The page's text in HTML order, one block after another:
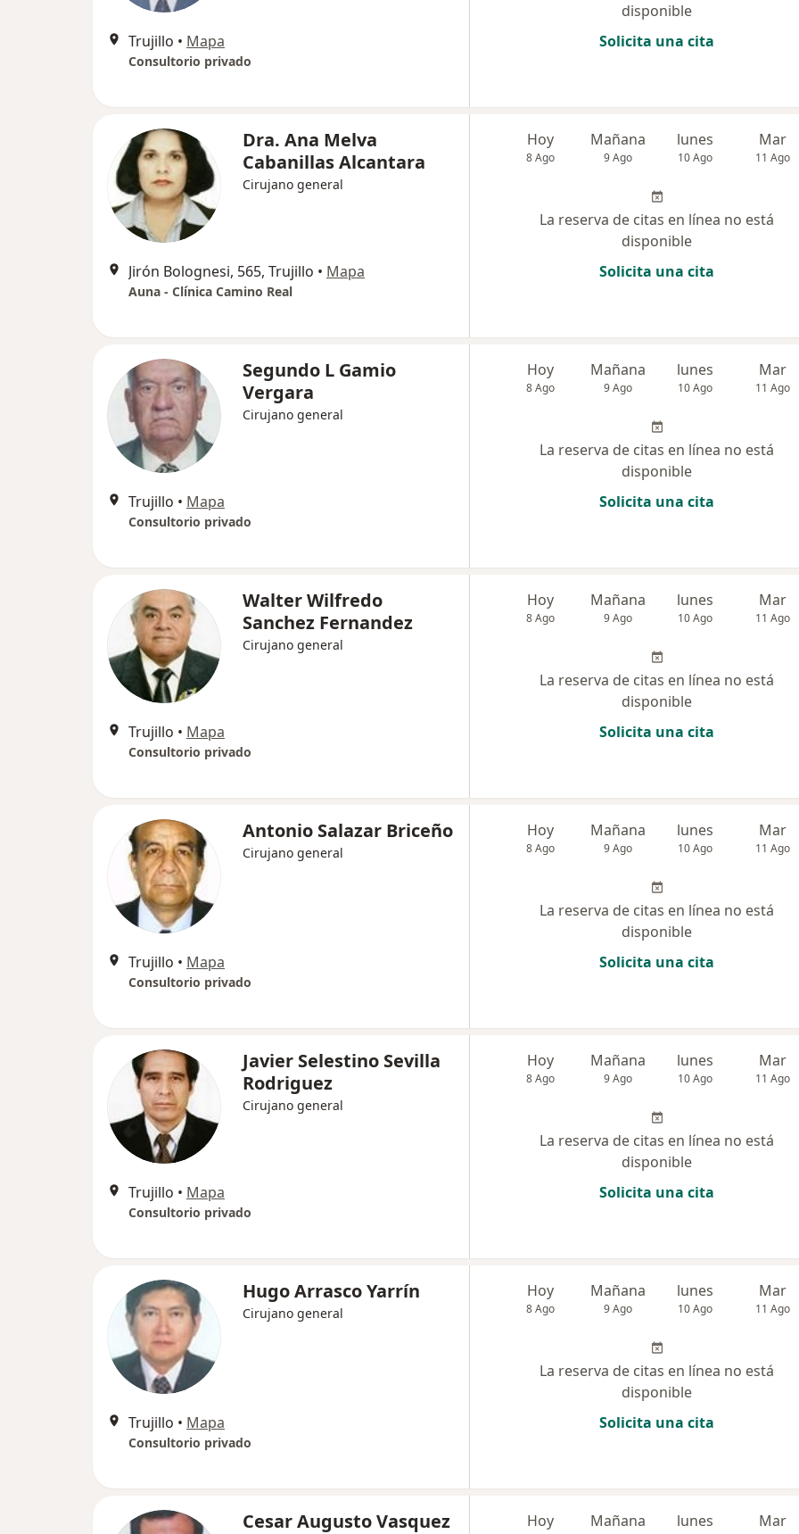
Trujillo • Mapa
Consultorio privado
disponible
Solicita una cita
Dra. Ana Melva
Cabanillas Alcantara
Cirujano general
Jirón Bolognesi, 565, Trujillo • Mapa
Auna - Clínica Camino Real
Hoy
8 Ago
Mañana
9 Ago
lunes
10 Ago
Mar
11 Ago
La reserva de citas en línea no está
disponible
Solicita una cita
Segundo L Gamio
Vergara
Cirujano general
Trujillo • Mapa
Consultorio privado
Hoy
8 Ago
Mañana
9 Ago
lunes
10 Ago
Mar
11 Ago
La reserva de citas en línea no está
disponible
Solicita una cita
Walter Wilfredo
Sanchez Fernandez
Cirujano general
Trujillo • Mapa
Consultorio privado
Hoy
8 Ago
Mañana
9 Ago
lunes
10 Ago
Mar
11 Ago
La reserva de citas en línea no está
disponible
Solicita una cita
Antonio Salazar Briceño
Cirujano general
Trujillo • Mapa
Consultorio privado
Hoy
8 Ago
Mañana
9 Ago
lunes
10 Ago
Mar
11 Ago
La reserva de citas en línea no está
disponible
Solicita una cita
Javier Selestino Sevilla
Rodriguez
Cirujano general
Trujillo • Mapa
Consultorio privado
Hoy
8 Ago
Mañana
9 Ago
lunes
10 Ago
Mar
11 Ago
La reserva de citas en línea no está
disponible
Solicita una cita
Hugo Arrasco Yarrín
Cirujano general
Trujillo • Mapa
Consultorio privado
Hoy
8 Ago
Mañana
9 Ago
lunes
10 Ago
Mar
11 Ago
La reserva de citas en línea no está
disponible
Solicita una cita
Cesar Augusto Vasquez
Hoy Mañana lunes Mar